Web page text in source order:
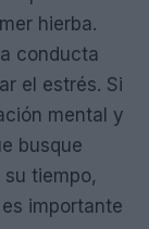
hierba.
conducta
el estrés. Si
mental y
busque
tiempo,
importante